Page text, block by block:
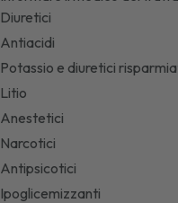
Diuretici
Antiacidi
Potassio e diuretici
Litio
Anestetici
Narcotici
Antipsicotici
Ipoglicemizzanti